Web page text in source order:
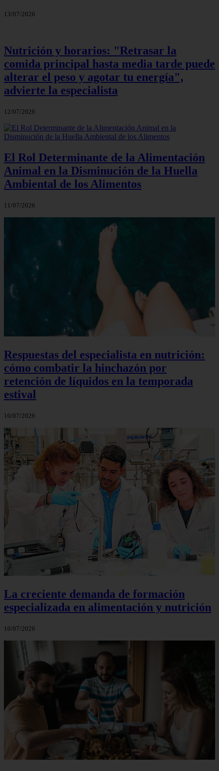
13/07/2026
Nutrición y horarios: "Retrasar la
comida principal hasta media tarde puede
alterar el peso y agotar tu energía",
advierte la especialista
12/07/2026
El Rol Determinante de la Alimentación
Animal en la Disminución de la Huella
Ambiental de los Alimentos
11/07/2026
Respuestas del especialista en nutrición:
cómo combatir la hinchazón por
retención de líquidos en la temporada
estival
10/07/2026
La creciente demanda de formación
especializada en alimentación y nutrición
10/07/2026